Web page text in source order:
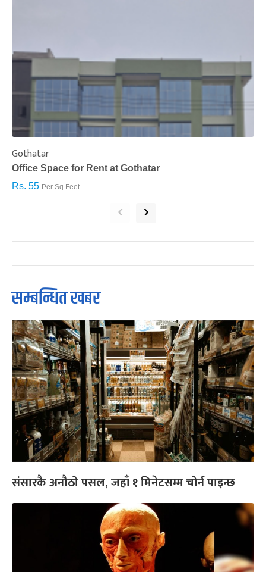
Gothatar
Office Space for Rent at Gothatar
Rs. 55 Per Sq.Feet
‹ ›
सम्बन्धित खबर
संसारकै अनौठो पसल, जहाँ १ मिनेटसम्म चोर्न पाइन्छ